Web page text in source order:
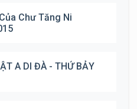
Chư Tăng Ni
A DI ĐÀ - THỨ BẢY